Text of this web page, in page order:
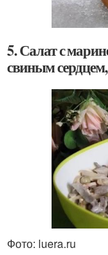
5. Салат с
свиным
Фото: luera.ru